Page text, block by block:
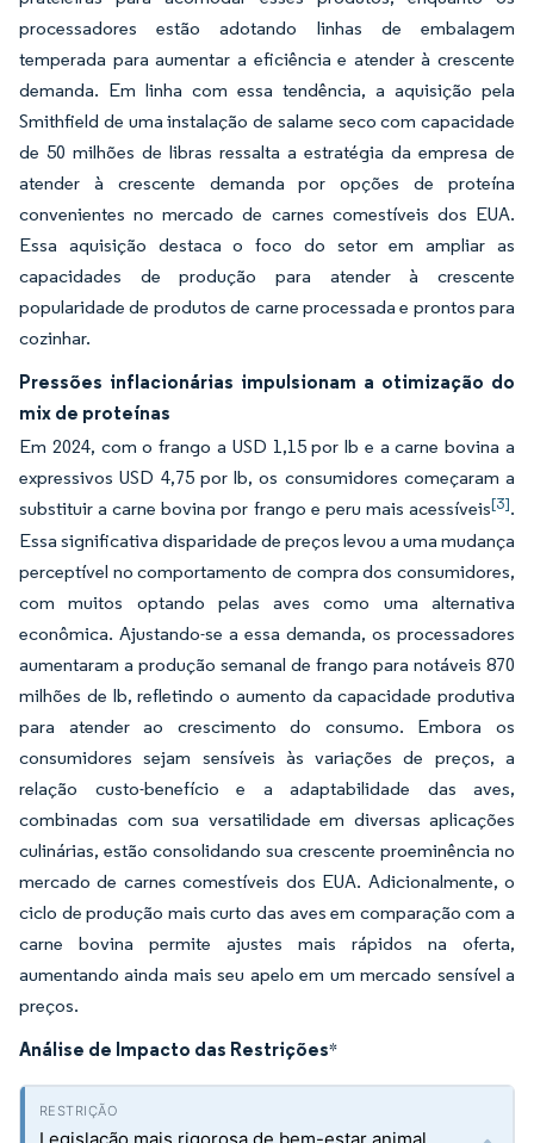
processadores estão adotando linhas de embalagem
temperada para aumentar a eficiência e atender à crescente
demanda. Em linha com essa tendência, a aquisição pela
Smithfield de uma instalação de salame seco com capacidade
de 50 milhões de libras ressalta a estratégia da empresa de
atender à crescente demanda por opções de proteína
convenientes no mercado de carnes comestíveis dos EUA.
Essa aquisição destaca o foco do setor em ampliar as
capacidades de produção para atender à crescente
popularidade de produtos de carne processada e prontos para
cozinhar.
Pressões inflacionárias impulsionam a otimização do
mix de proteínas
Em 2024, com o frango a USD 1,15 por lb e a carne bovina a
expressivos USD 4,75 por lb, os consumidores começaram a
substituir a carne bovina por frango e peru mais acessíveis[3].
Essa significativa disparidade de preços levou a uma mudança
perceptível no comportamento de compra dos consumidores,
com muitos optando pelas aves como uma alternativa
econômica. Ajustando-se a essa demanda, os processadores
aumentaram a produção semanal de frango para notáveis 870
milhões de lb, refletindo o aumento da capacidade produtiva
para atender ao crescimento do consumo. Embora os
consumidores sejam sensíveis às variações de preços, a
relação custo-benefício e a adaptabilidade das aves,
combinadas com sua versatilidade em diversas aplicações
culinárias, estão consolidando sua crescente proeminência no
mercado de carnes comestíveis dos EUA. Adicionalmente, o
ciclo de produção mais curto das aves em comparação com a
carne bovina permite ajustes mais rápidos na oferta,
aumentando ainda mais seu apelo em um mercado sensível a
preços.
Análise de Impacto das Restrições*